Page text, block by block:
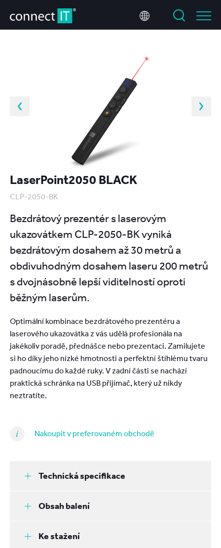
LaserPoint2050 BLACK
CLP-2050-BK
Bezdrátový prezentér s laserovým
ukazovátkem CLP-2050-BK vyniká
bezdrátovým dosahem až 30 metrů a
obdivuhodným dosahem laseru 200 metrů
s dvojnásobně lepší viditelností oproti
běžným laserům.
Optimální kombinace bezdrátového prezentéru a
laserového ukazovátka z vás udělá profesionála na
jakékoliv poradě, přednášce nebo prezentaci. Zamilujete
si ho díky jeho nízké hmotnosti a perfektní štíhlému tvaru
padnoucímu do každé ruky. V zadní části se nachází
praktická schránka na USB přijímač, který už nikdy
neztratíte.
Nakoupit v preferovaném obchodě
Technická specifikace
Obsah balení
Ke stažení